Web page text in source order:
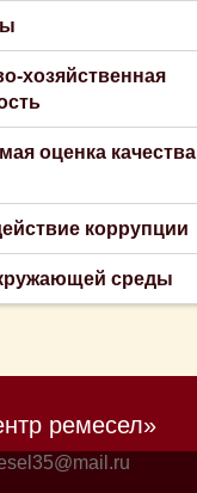
хозяйственная
оценка качества
коррупции
среды
ремесел»